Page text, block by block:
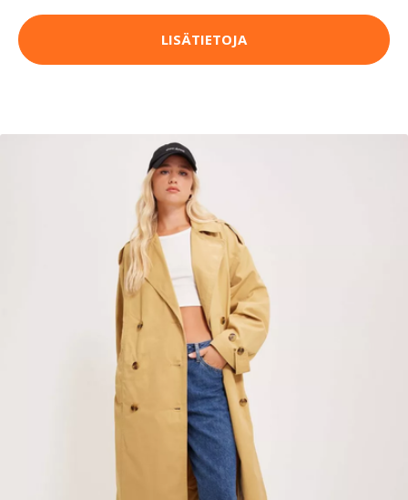
LISÄTIETOJA